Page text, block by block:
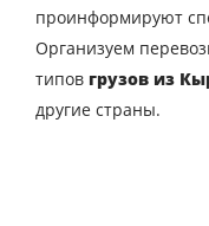
проинформируют
Организуем
типов грузов из
другие страны.